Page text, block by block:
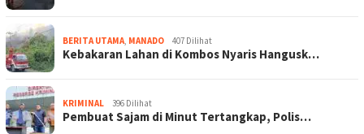
BERITA UTAMA MANADO 407 Dilihat
Kebakaran Lahan di Kombos Nyaris Hangusk…
KRIMINAL 396 Dilihat
Pembuat Sajam di Minut Tertangkap, Polis…